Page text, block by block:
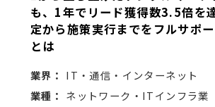
も、1年でリード獲得数3.5倍を
定から施策実行までをフルサポ
とは
業界： IT・通信・インターネット
業種： ネットワーク・ITインフラ業